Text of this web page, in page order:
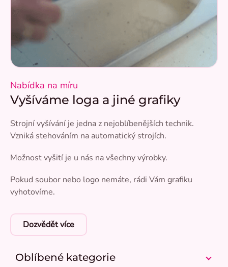
Nabídka na míru
Vyšíváme loga a jiné grafiky
Strojní vyšívání je jedna z nejoblíbenějších technik.
Vzniká stehováním na automatický strojích.
Možnost vyšití je u nás na všechny výrobky.
Pokud soubor nebo logo nemáte, rádi Vám grafiku
vyhotovíme.
Dozvědět více
Oblíbené kategorie